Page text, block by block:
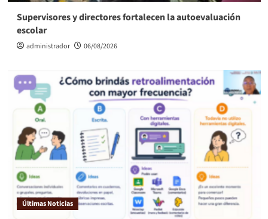
Supervisores y directores fortalecen la autoevaluación
escolar
administrador 06/08/2026
Últimas Noticias